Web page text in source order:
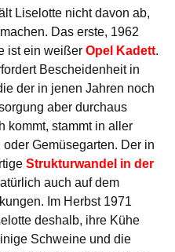
Liselotte nicht davon ab,
Das erste, 1962
ist ein weißer Opel Kadett.
Bescheidenheit in
der in jenen Jahren noch
aber durchaus
kommt, stammt in aller
Gemüsegarten. Der in
Strukturwandel in der
auch auf dem
Im Herbst 1971
deshalb, ihre Kühe
Schweine und die